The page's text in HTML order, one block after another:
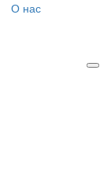
О нас